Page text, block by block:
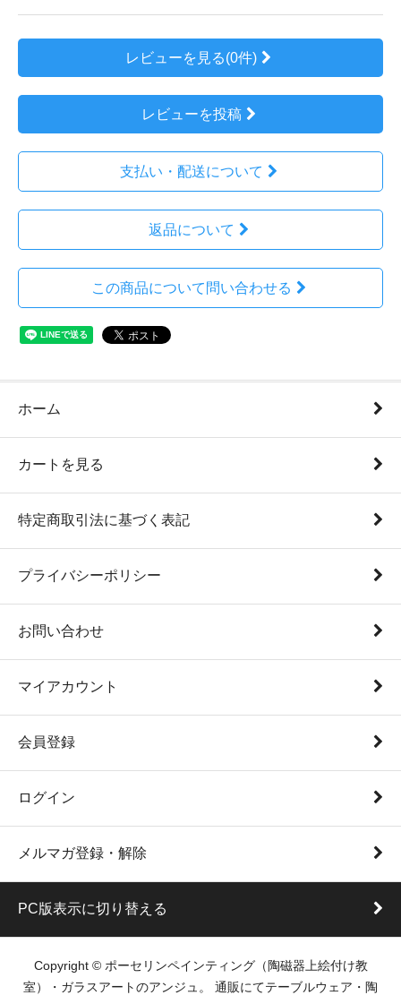
レビューを見る(0件)
レビューを投稿
支払い・配送について
返品について
この商品について問い合わせる
ホーム
カートを見る
特定商取引法に基づく表記
プライバシーポリシー
お問い合わせ
マイアカウント
会員登録
ログイン
メルマガ登録・解除
PC版表示に切り替える
Copyright © ポーセリンペインティング（陶磁器上絵付け教
室）・ガラスアートのアンジュ。 通販にてテーブルウェア・陶